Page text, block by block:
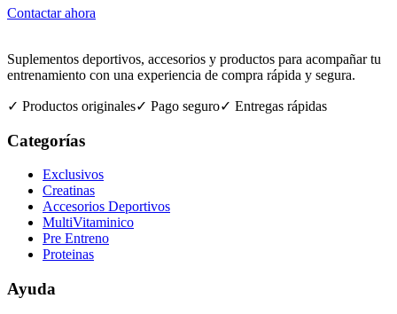
Contactar ahora
Suplementos deportivos, accesorios y productos para acompañar tu
entrenamiento con una experiencia de compra rápida y segura.
✓ Productos originales✓ Pago seguro✓ Entregas rápidas
Categorías
Exclusivos
Creatinas
Accesorios Deportivos
MultiVitaminico
Pre Entreno
Proteinas
Ayuda